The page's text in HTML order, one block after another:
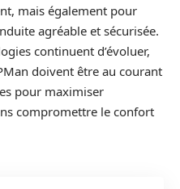
mais également pour
agréable et sécurisée.
continuent d’évoluer,
doivent être au courant
pour maximiser
compromettre le confort